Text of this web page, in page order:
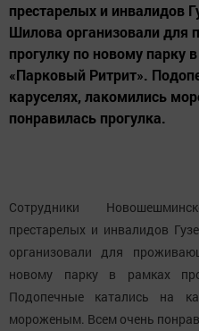
престарелых и инвалидов
Шилова организовали для
прогулку по новому парку
«Парковый Ритрит».
каруселях, лакомились
понравилась прогулка.
Сотрудники
престарелых и инвалидов
организовали для
новому парку в рамках
Подопечные катались на
мороженым. Всем очень